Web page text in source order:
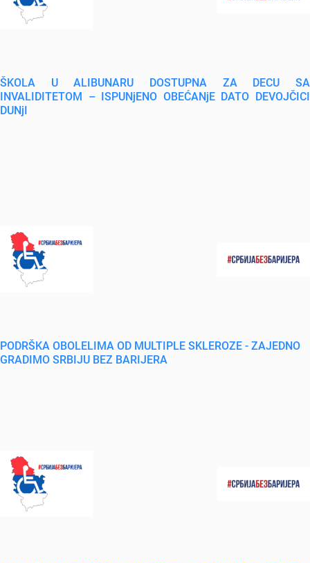
ŠKOLA U ALIBUNARU DOSTUPNA ZA DECU SA
INVALIDITETOM – ISPUNjENO OBEĆANjE DATO DEVOJČICI
DUNjI
PODRŠKA OBOLELIMA OD MULTIPLE SKLEROZE - ZAJEDNO
GRADIMO SRBIJU BEZ BARIJERA